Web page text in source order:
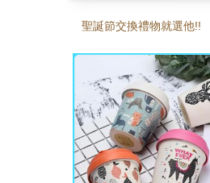
聖誕節交換禮物就選他!!